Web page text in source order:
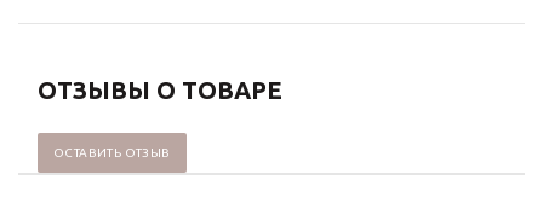
ОТЗЫВЫ О ТОВАРЕ
ОСТАВИТЬ ОТЗЫВ